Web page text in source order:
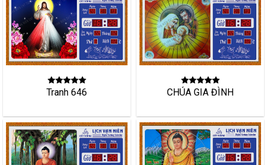
Tranh 646 CHÚA GIA ĐÌNH